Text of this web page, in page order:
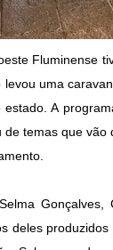
Fluminense
uma
A
temas que
deles